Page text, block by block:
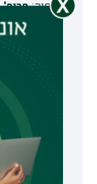
הנחיה:
אהוד
פרופ' אריה
פרופ' אמנון
פרופ' שרה